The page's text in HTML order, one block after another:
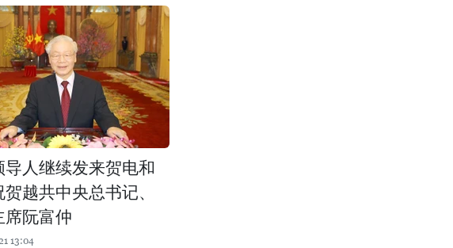
导人继续发来贺电和
越共中央总书记、
席阮富仲
13:04